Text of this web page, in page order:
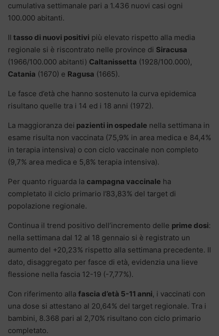
cumulativa settimanale pari a 1.436 nuovi casi ogni
100.000 abitanti.
Il tasso di nuovi positivi più elevato rispetto alla media
regionale si è riscontrato nelle province di Siracusa
(1966/100.000 abitanti) Caltanissetta (1928/100.000),
Catania (1670) e Ragusa (1665).
Le fasce d’età che hanno sostenuto la curva epidemica
risultano quelle tra i 14 ed i 18 anni (1972).
La maggioranza dei pazienti in ospedale nella settimana in
esame risulta non vaccinata (75,9% in area medica e 84,4%
in terapia intensiva) o con ciclo vaccinale non completo
(9,7% area medica e 5,8% terapia intensiva).
Per quanto riguarda la campagna vaccinale ha
completato il ciclo primario l’83,83% del target di
popolazione regionale.
Continua il trend positivo dell’incremento delle prime dosi:
nella settimana dal 12 al 18 gennaio si è registrato un
aumento del +20,23% rispetto alla settimana precedente. Il
dato, disaggregato per fasce di età, evidenzia una lieve
flessione nella fascia 12-19 (-7,77%).
Con riferimento alla fascia d’età 5-11 anni, i vaccinati con
una dose si attestano al 20,64% del target regionale. Tra i
bambini, 8.368 pari al 2,70% risultano con ciclo primario
completato.